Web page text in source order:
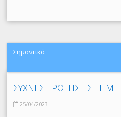
Σημαντικά
ΣΥΧΝΕΣ ΕΡΩΤΗΣΕΙΣ
25/04/2023